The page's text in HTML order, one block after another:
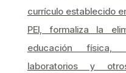
currículo establecido
PEI, formaliza la
educación física,
laboratorios y